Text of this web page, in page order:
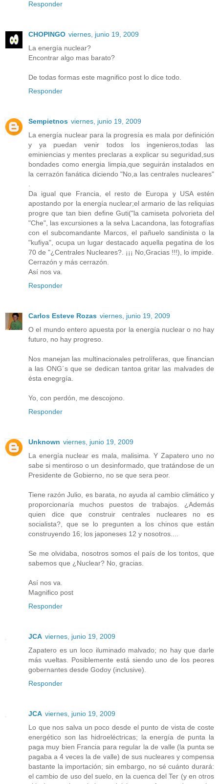
Responder
CHOPINGO viernes, junio 19, 2009
La energía nuclear?
Encontrar algo mas barato?
De todas formas este magnifico post lo dice todo.
Responder
Sempietnos viernes, junio 19, 2009
La energía nuclear para la progresía es mala por definición
y ya puedan venir todos los ingenieros,todas las
eminiencias y mentes preclaras a explicar su seguridad,sus
bondades como energia limpia,que seguirán instalados en
la cerrazón fanática diciendo "No,a las centrales nucleares"
Da igual que Francia, el resto de Europa y USA estén
apostando por la energía nuclear;el armario de las reliquias
progre que tan bien define Guti("la camiseta polvorieta del
"Che", las excursiones a la selva Lacandona, las fotografías
con el subcomandante Marcos, el pañuelo sandinista o la
"kufiya", ocupa un lugar destacado aquella pegatina de los
70 de "¿Centrales Nucleares?. ¡¡¡ No,Gracias !!!), lo impide.
Cerrazón y más cerrazón.
Así nos va.
Responder
Carlos Esteve Rozas viernes, junio 19, 2009
O el mundo entero apuesta por la energía nuclear o no hay
futuro, no hay progreso.
Nos manejan las multinacionales petrolíferas, que financian
a las ONG´s que se dedican tantoa gritar las malvades de
ésta enegrgía.
Yo, con perdón, me descojono.
Responder
Unknown viernes, junio 19, 2009
La energía nuclear es mala, malisima. Y Zapatero uno no
sabe si mentiroso o un desinformado, que tratándose de un
Presidente de Gobierno, no se que sera peor.
Tiene razón Julio, es barata, no ayuda al cambio climático y
proporcionaría muchos puestos de trabajos. ¿Además
quien dice que construir centrales nucleares no es
socialista?, que se lo pregunten a los chinos que están
construyendo 16; los japoneses 12 y nosotros....
Se me olvidaba, nosotros somos el país de los tontos, que
sabemos que ¿Nuclear? No, gracias.
Así nos va.
Magnifico post
Responder
JCA viernes, junio 19, 2009
Zapatero es un loco iluminado malvado; no hay que darle
más vueltas. Posiblemente está siendo uno de los peores
gobernantes desde Godoy (inclusive).
Responder
JCA viernes, junio 19, 2009
Lo que nos salva un poco desde el punto de vista de coste
energético son las hidroeléctricas; la energía de punta la
paga muy bien Francia para regular la de valle (la punta se
pagaba a 4 veces la de valle) de sus nucleares y compensa
bastante la importación; sin embargo, no sé cuánto durará:
el cambio de uso del suelo, en la cuenca del Ter (y en otros